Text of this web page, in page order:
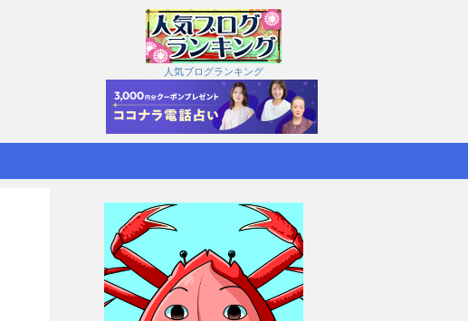
人気ブログランキング